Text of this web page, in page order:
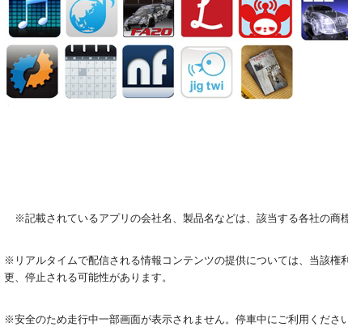
※記載されているアプリの会社名、製品名などは、該当する各社の商
※リアルタイムで配信される情報コンテンツの提供については、当該
更、停止される可能性があります。
※安全のため走行中一部画面が表示されません。停車中にご利用ください